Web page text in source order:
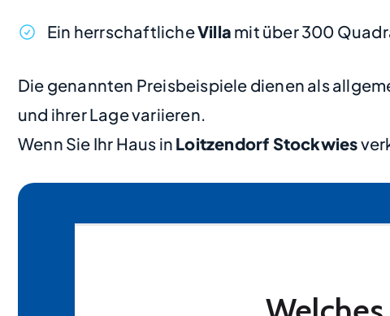
Ein herrschaftlicheVilla mit über 300
Die genannten Preisbeispiele dienen als
und ihrer Lage variieren.
Wenn Sie Ihr Haus in Loitzendorf Stockwies